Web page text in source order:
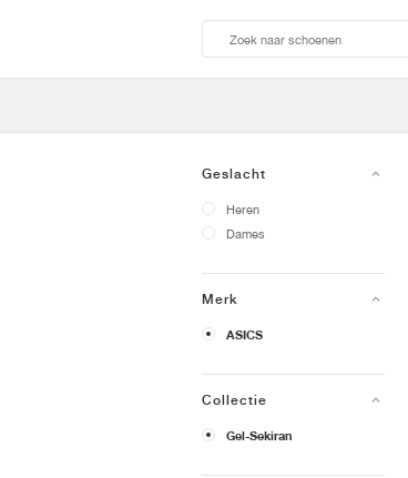
Geslacht
Heren
Dames
Merk
ASICS
Collectie
Gel-Sekiran